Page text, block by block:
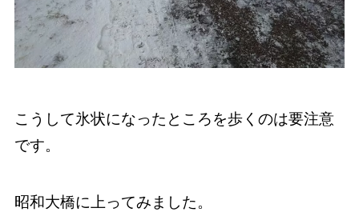
こうして氷状になったところを歩くのは要注意
です。
昭和大橋に上ってみました。